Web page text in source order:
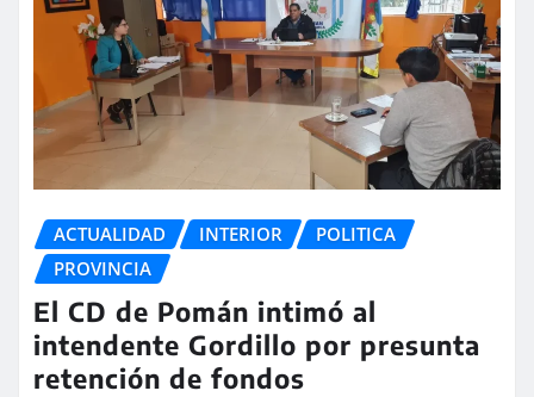
ACTUALIDAD INTERIOR
POLITICA
PROVINCIA
El CD de Pomán intimó al
intendente Gordillo por presunta
retención de fondos